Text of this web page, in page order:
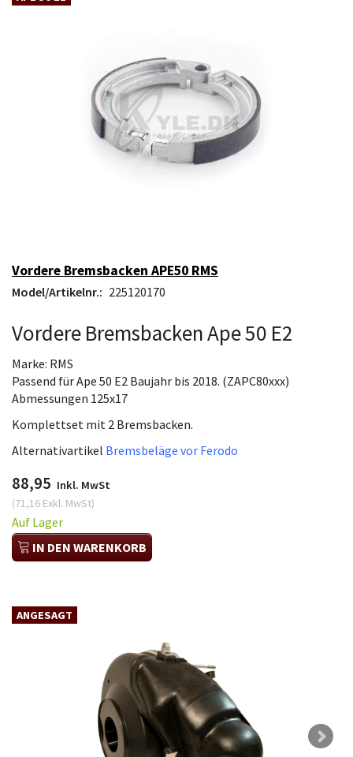
Vordere Bremsbacken APE50 RMS
Model/Artikelnr.: 225120170
Vordere Bremsbacken Ape 50 E2
Marke: RMS
Passend für Ape 50 E2 Baujahr bis 2018. (ZAPC80xxx)
Abmessungen 125x17
Komplettset mit 2 Bremsbacken.
Alternativartikel Bremsbeläge vor Ferodo
88,95 Inkl. MwSt
(71,16 Exkl. MwSt)
Auf Lager
IN DEN WARENKORB
ANGESAGT